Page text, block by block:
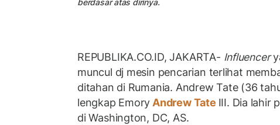
REPUBLIKA.CO.ID, JAKARTA- Influencer
muncul dj mesin pencarian terlihat
ditahan di Rumania. Andrew Tate (36
lengkap Emory Andrew Tate III. Dia lahir
di Washington, DC, AS.